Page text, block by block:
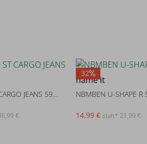
NKMRYAN ST CARGO JEANS 5910-ZD
€
32
name it
14,99 € statt* 21,99 €